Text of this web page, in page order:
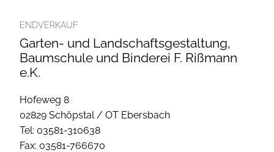
ENDVERKAUF
Garten- und Landschaftsgestaltung,
Baumschule und Binderei F. Rißmann
e.K.
Hofeweg 8
02829 Schöpstal / OT Ebersbach
Tel: 03581-310638
Fax: 03581-766670